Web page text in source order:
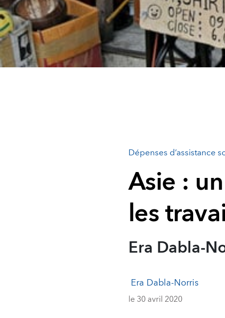
Dépenses d’assistance
Asie :
les
Era Dabla-
Era Dabla-Norris
le 30 avril 2020